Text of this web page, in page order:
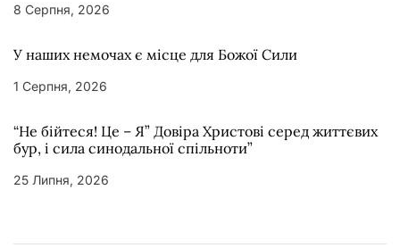
8 Серпня, 2026
У наших немочах є місце для Божої Сили
1 Серпня, 2026
“Не бійтеся! Це – Я” Довіра Христові серед життєвих
бур, і сила синодальної спільноти”
25 Липня, 2026